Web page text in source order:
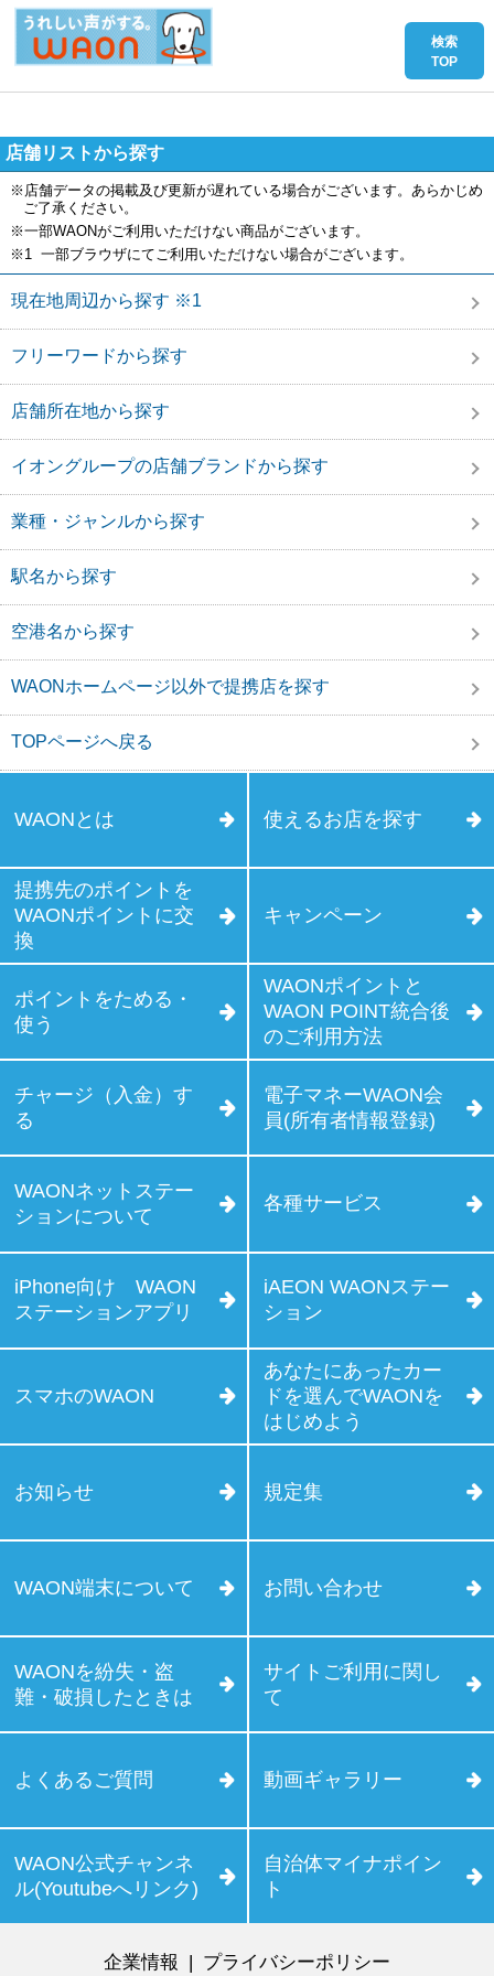
店舗リストから探す
※店舗データの掲載及び更新が遅れている場合がございます。あらかじめ
ご了承ください。
※一部WAONがご利用いただけない商品がございます。
※1 一部ブラウザにてご利用いただけない場合がございます。
現在地周辺から探す ※1
フリーワードから探す
店舗所在地から探す
イオングループの店舗ブランドから探す
業種・ジャンルから探す
駅名から探す
空港名から探す
WAONホームページ以外で提携店を探す
TOPページへ戻る